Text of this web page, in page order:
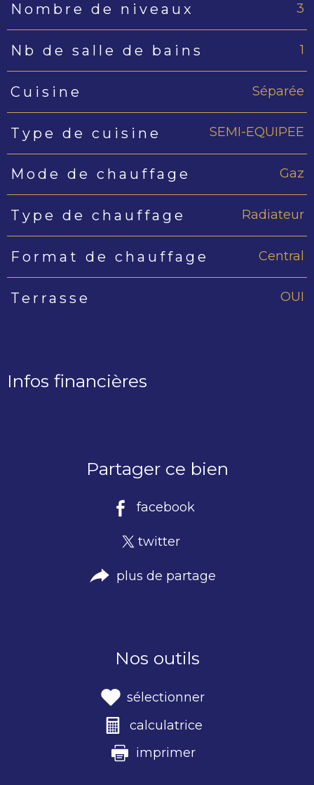
Nombre de niveaux 3
Nb de salle de bains 1
Cuisine Séparée
Type de cuisine SEMI-EQUIPEE
Mode de chauffage Gaz
Type de chauffage Radiateur
Format de chauffage Central
Terrasse OUI
Infos financières
Partager ce bien
facebook
twitter
plus de partage
Nos outils
sélectionner
calculatrice
imprimer